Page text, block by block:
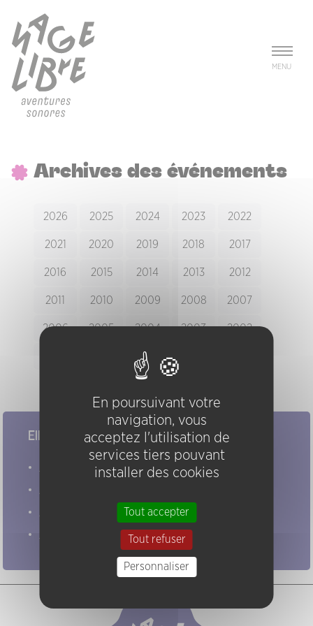
MENU
Archives des événements
2026 2025 2024 2023 2022
2021 2020 2019 2018 2017
2016 2015 2014 2013 2012
2011 2010 2009 2008 2007
2006 2005 2004 2003 2002
1999
Elles/ils ont joué chez nous
Evénements
En poursuivant votre
navigation, vous
acceptez l'utilisation de
services tiers pouvant
installer des cookies
Tout accepter
Tout refuser
Personnaliser